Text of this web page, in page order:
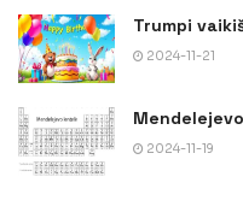
Trumpi
2024-11-21
2024-11-19